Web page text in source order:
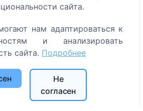
Поиск усопших
Услуги
Контакты
LV40103618951
сайта.
нам адаптироваться к
и анализировать
сайта. Подробнее
Не
согласен